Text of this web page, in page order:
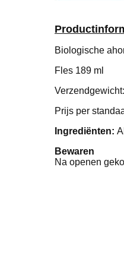
Biologische
Fles 189 ml
Prijs per
Ingrediënten:
Bewaren
Na openen